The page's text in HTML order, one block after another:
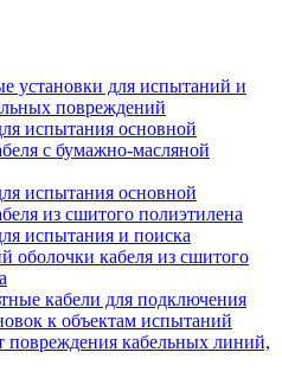
установки для испытаний и
повреждений
испытания основной
с бумажно-масляной
испытания основной
из сшитого полиэтилена
испытания и поиска
оболочки кабеля из сшитого
кабели для подключения
к объектам испытаний
повреждения кабельных линий,